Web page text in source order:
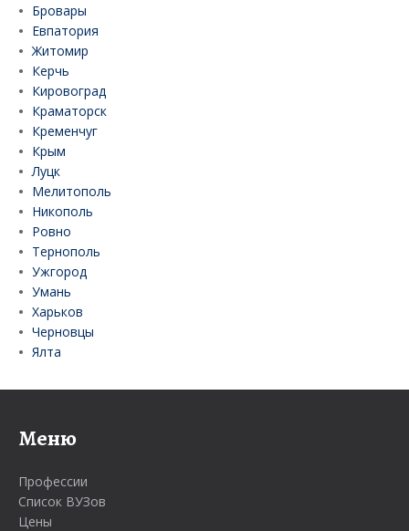
Бровары
Евпатория
Житомир
Керчь
Кировоград
Краматорск
Кременчуг
Крым
Луцк
Мелитополь
Никополь
Ровно
Тернополь
Ужгород
Умань
Харьков
Черновцы
Ялта
Меню
Профессии
Список ВУЗов
Цены